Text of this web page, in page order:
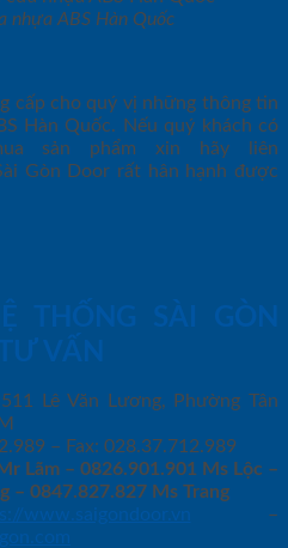
nhựa ABS Hàn Quốc
cấp cho quý vị những thông tin
Hàn Quốc. Nếu quý khách có
sản phẩm xin hãy liên
Gòn Door rất hân hạnh được
THỐNG SÀI GÒN
VẤN
511 Lê Văn Lương, Phường Tân
– Fax: 028.37.712.989
Lãm – 0826.901.901 Ms Lộc –
– 0847.827.827 Ms Trang
www.saigondoor.vn
–